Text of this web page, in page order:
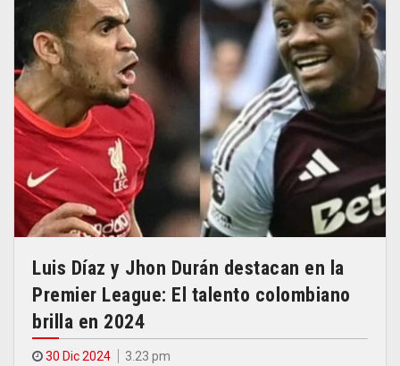
Luis Díaz y Jhon Durán destacan en la
Premier League: El talento colombiano
brilla en 2024
30 Dic 2024 3.23 pm